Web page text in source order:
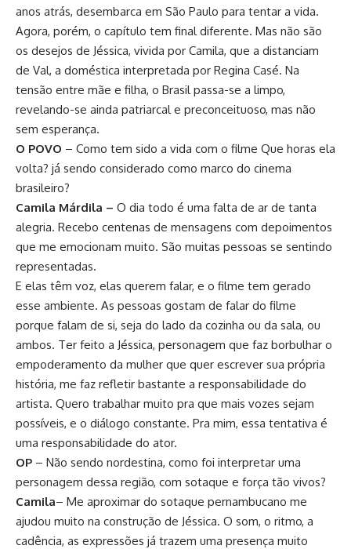
anos atrás, desembarca em São Paulo para tentar a vida.
Agora, porém, o capítulo tem final diferente. Mas não são
os desejos de Jéssica, vivida por Camila, que a distanciam
de Val, a doméstica interpretada por Regina Casé. Na
tensão entre mãe e filha, o Brasil passa-se a limpo,
revelando-se ainda patriarcal e preconceituoso, mas não
sem esperança.
O POVO – Como tem sido a vida com o filme Que horas ela
volta? já sendo considerado como marco do cinema
brasileiro?
Camila Márdila – O dia todo é uma falta de ar de tanta
alegria. Recebo centenas de mensagens com depoimentos
que me emocionam muito. São muitas pessoas se sentindo
representadas.
E elas têm voz, elas querem falar, e o filme tem gerado
esse ambiente. As pessoas gostam de falar do filme
porque falam de si, seja do lado da cozinha ou da sala, ou
ambos. Ter feito a Jéssica, personagem que faz borbulhar o
empoderamento da mulher que quer escrever sua própria
história, me faz refletir bastante a responsabilidade do
artista. Quero trabalhar muito pra que mais vozes sejam
possíveis, e o diálogo constante. Pra mim, essa tentativa é
uma responsabilidade do ator.
OP – Não sendo nordestina, como foi interpretar uma
personagem dessa região, com sotaque e força tão vivos?
Camila– Me aproximar do sotaque pernambucano me
ajudou muito na construção de Jéssica. O som, o ritmo, a
cadência, as expressões já trazem uma presença muito